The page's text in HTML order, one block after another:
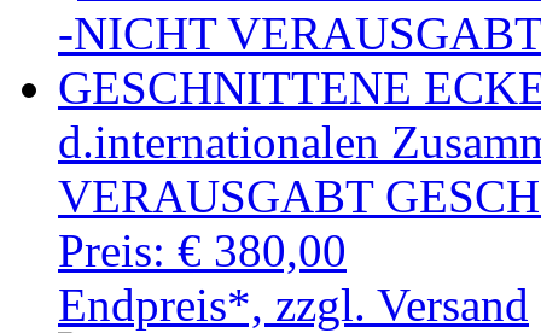
d.internationalen
VERAUSGABT
Preis: € 380,00
Endpreis*, zzgl. Versand